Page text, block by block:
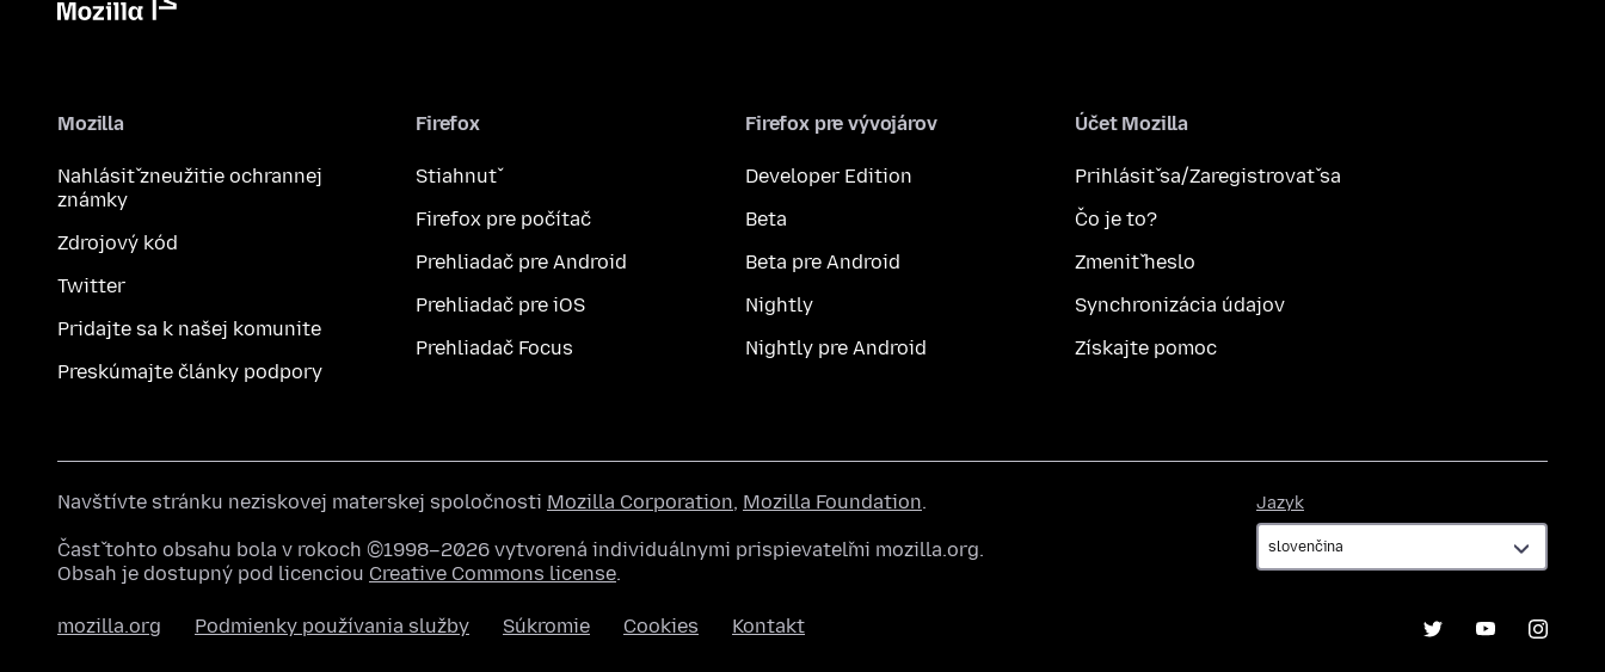
Mozilla
Nahlásiť zneužitie ochrannej
známky
Zdrojový kód
Twitter
Pridajte sa k našej komunite
Preskúmajte články podpory
Firefox
Stiahnuť
Firefox pre počítač
Prehliadač pre Android
Prehliadač pre iOS
Prehliadač Focus
Firefox pre vývojárov
Developer Edition
Beta
Beta pre Android
Nightly
Nightly pre Android
Účet Mozilla
Prihlásiť sa/Zaregistrovať sa
Čo je to?
Zmeniť heslo
Synchronizácia údajov
Získajte pomoc
Jazyk
Navštívte stránku neziskovej materskej spoločnosti Mozilla Corporation, Mozilla Foundation.
Časť tohto obsahu bola v rokoch ©1998–2026 vytvorená individuálnymi prispievateľmi mozilla.org.
Obsah je dostupný pod licenciou Creative Commons license.
mozilla.org Podmienky používania služby Súkromie Cookies Kontakt